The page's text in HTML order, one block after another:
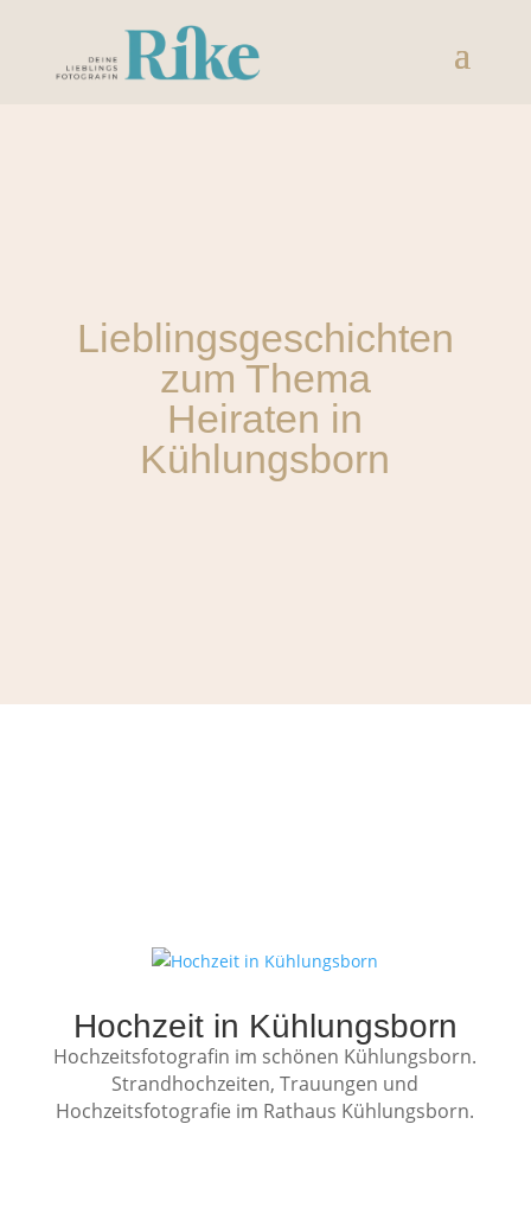
Lieblingsgeschichten
zum Thema
Heiraten in
Kühlungsborn
Hochzeit in Kühlungsborn
Hochzeitsfotografin im schönen Kühlungsborn.
Strandhochzeiten, Trauungen und
Hochzeitsfotografie im Rathaus Kühlungsborn.